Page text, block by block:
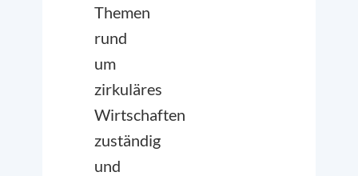
Themen
rund
um
zirkuläres
Wirtschaften
zuständig
und